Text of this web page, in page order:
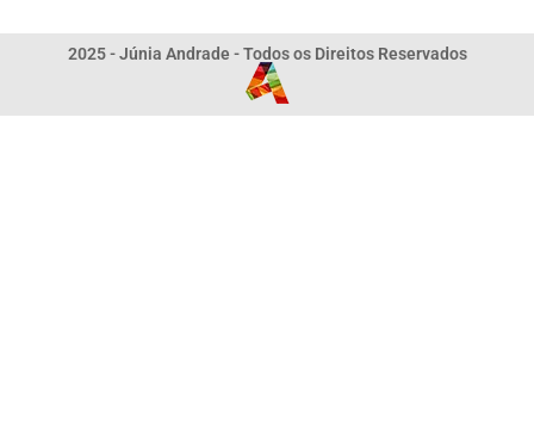
2025 - Júnia Andrade - Todos os Direitos Reservados